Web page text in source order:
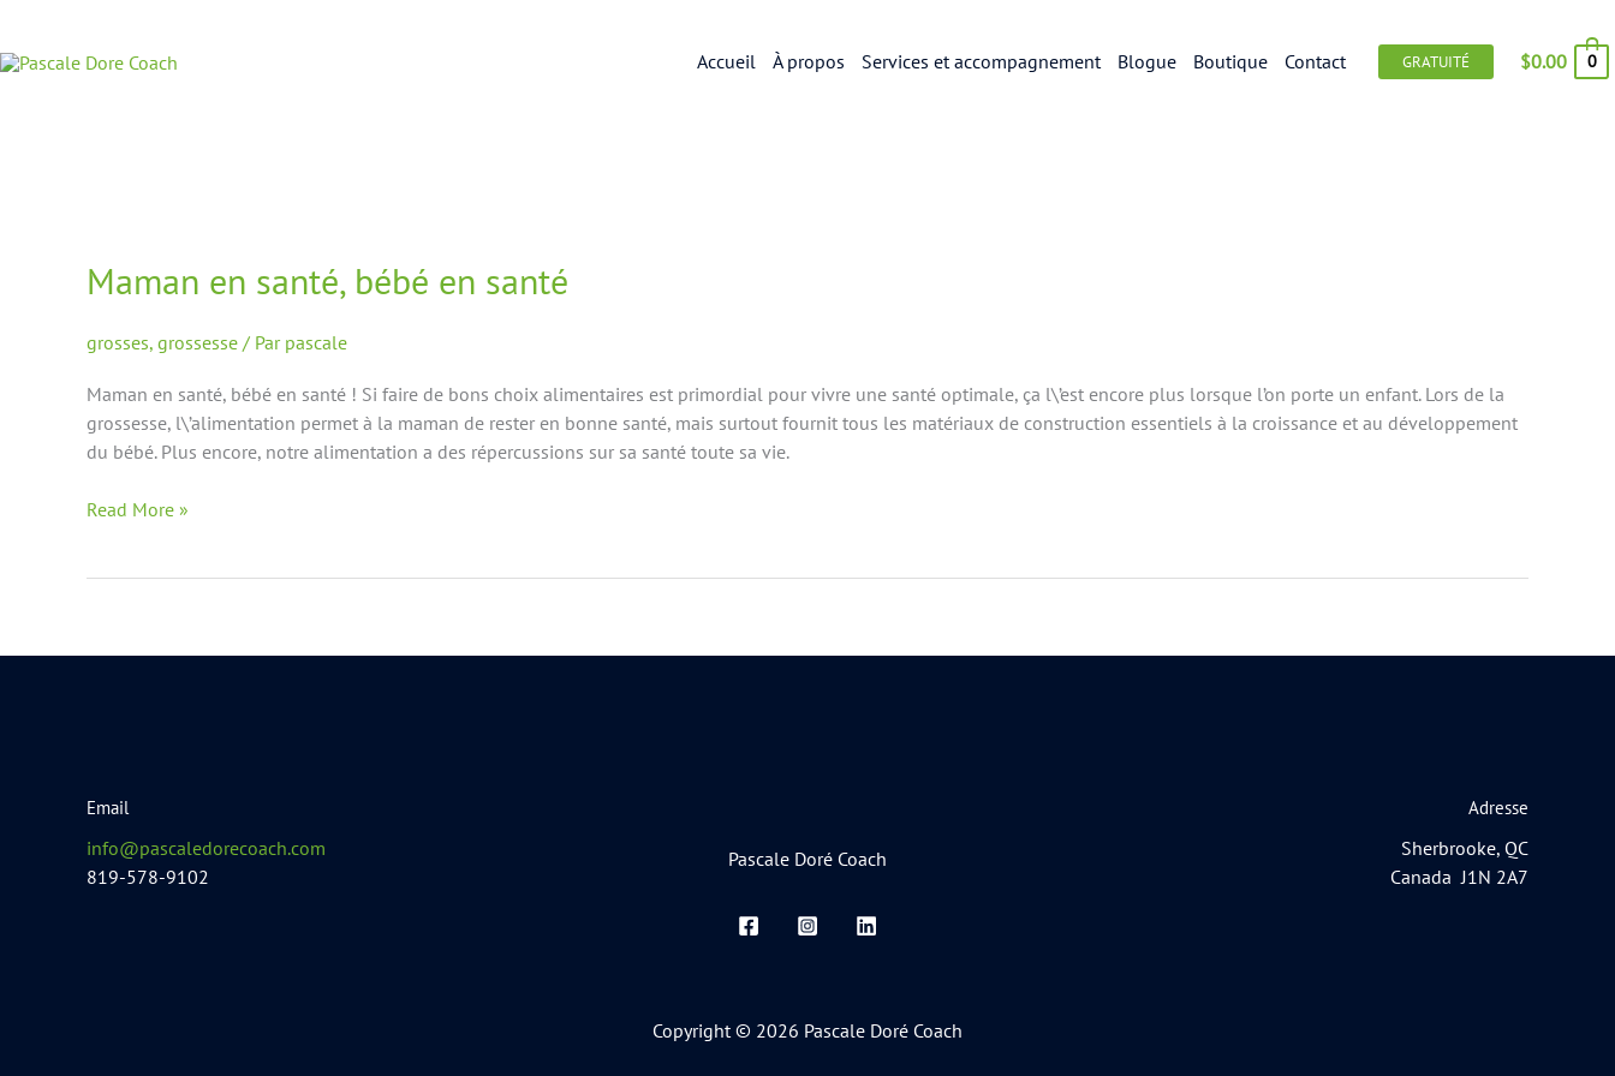
contenu
Accueil À propos Services et accompagnement Blogue Boutique Contact GRATUITÉ $0.00 0
Maman en santé, bébé en santé
grosses, grossesse / Par pascale
Maman en santé, bébé en santé ! Si faire de bons choix alimentaires est primordial pour vivre une santé optimale, ça l\’est encore plus lorsque l’on porte un enfant. Lors de la
grossesse, l\’alimentation permet à la maman de rester en bonne santé, mais surtout fournit tous les matériaux de construction essentiels à la croissance et au développement
du bébé. Plus encore, notre alimentation a des répercussions sur sa santé toute sa vie.
santé,
bébé
santé
Read More »
Email
info@pascaledorecoach.com
819-578-9102
Pascale Doré Coach
Adresse
Sherbrooke, QC
Canada J1N 2A7
Copyright © 2026 Pascale Doré Coach